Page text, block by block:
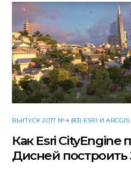
ВЫПУСК 2017 №4 (83) ESRI И ARCGIS:
Как Esri CityEngine
Дисней